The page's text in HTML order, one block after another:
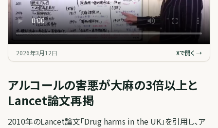
2026年3月12日 Xで開く →
アルコールの害悪が大麻の3倍以上と
Lancet論文再掲
2010年のLancet論文「Drug harms in the UK」を引用し、ア